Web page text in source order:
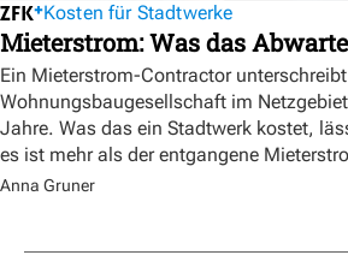
Kosten für Stadtwerke
Mieterstrom: Was das
Ein Mieterstrom-Contractor
Wohnungsbaugesellschaft im
Jahre. Was das ein Stadtwerk kostet,
es ist mehr als der entgangene
Anna Gruner